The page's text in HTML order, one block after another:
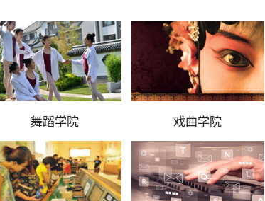
舞蹈学院 戏曲学院